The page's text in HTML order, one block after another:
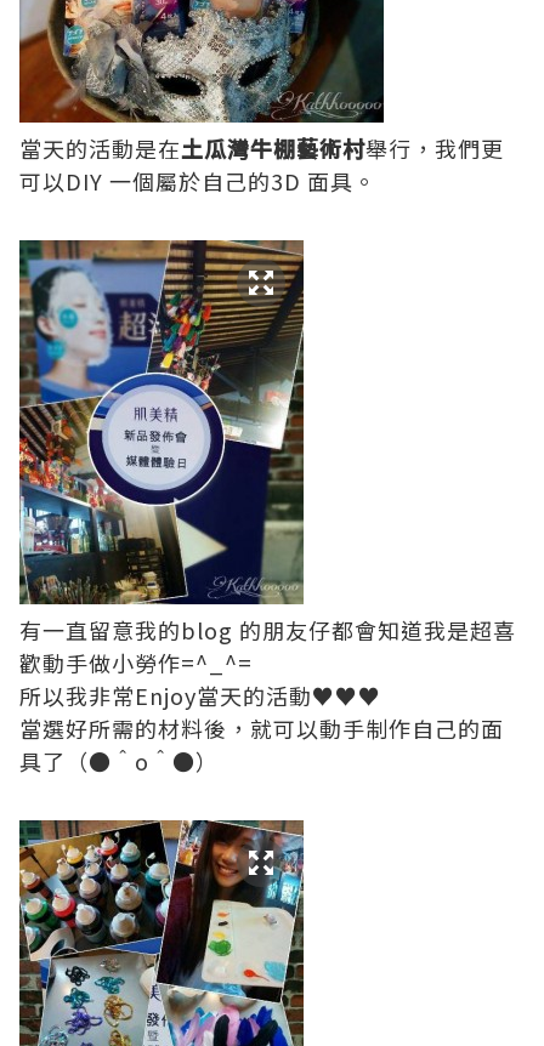
當天的活動是在土瓜灣牛棚藝術村舉行，我們更
可以DIY 一個屬於自己的3D 面具。
有一直留意我的blog 的朋友仔都會知道我是超喜
歡動手做小勞作=^_^=
所以我非常Enjoy當天的活動♥♥♥
當選好所需的材料後，就可以動手制作自己的面
具了（●＾o＾●）